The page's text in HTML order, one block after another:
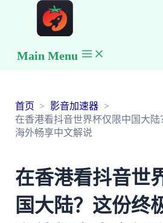
Main Menu
首页
影音加速器
在香港看抖音世界杯仅限中国大
海外畅享中文解说
在香港看抖音世
国大陆？这份终